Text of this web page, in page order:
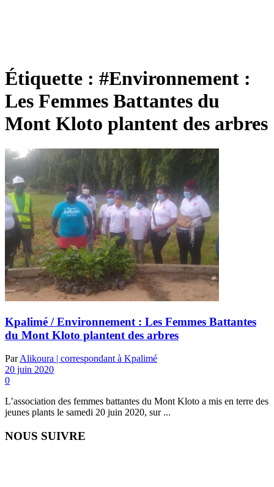
Étiquette : #Environnement :
Les Femmes Battantes du
Mont Kloto plantent des arbres
Kpalimé / Environnement : Les Femmes Battantes
du Mont Kloto plantent des arbres
Par Alikoura | correspondant à Kpalimé
20 juin 2020
0
L’association des femmes battantes du Mont Kloto a mis en terre des
jeunes plants le samedi 20 juin 2020, sur ...
NOUS SUIVRE